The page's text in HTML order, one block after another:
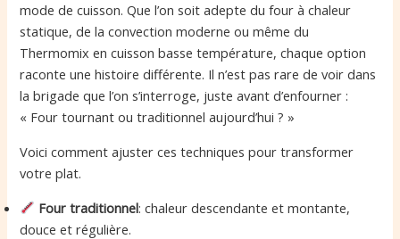
mode de cuisson. Que l’on soit adepte du four à chaleur
statique, de la convection moderne ou même du
Thermomix en cuisson basse température, chaque option
raconte une histoire différente. Il n’est pas rare de voir dans
la brigade que l’on s’interroge, juste avant d’enfourner :
« Four tournant ou traditionnel aujourd’hui ? »
Voici comment ajuster ces techniques pour transformer
votre plat.
Four traditionnel: chaleur descendante et montante,
douce et régulière.